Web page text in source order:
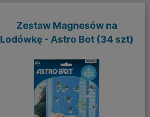
Zestaw Magnesów na
Lodówkę - Astro Bot (34 szt)